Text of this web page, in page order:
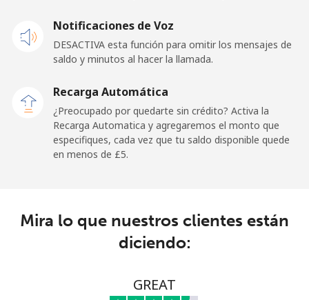
Ghana
Línea fija ⁦27.9p⁩
⁦£10⁩
⁦22.5p⁩
44 min por
-
⁦£10⁩
⁦£10⁩
Notificaciones de Voz
DESACTIVA esta función para omitir los mensajes de
saldo y minutos al hacer la llamada.
Recarga Automática
¿Preocupado por quedarte sin crédito? Activa la
Recarga Automatica y agregaremos el monto que
especifiques, cada vez que tu saldo disponible quede
en menos de ⁦£5⁩.
Mira lo que nuestros clientes están
diciendo:
GREAT